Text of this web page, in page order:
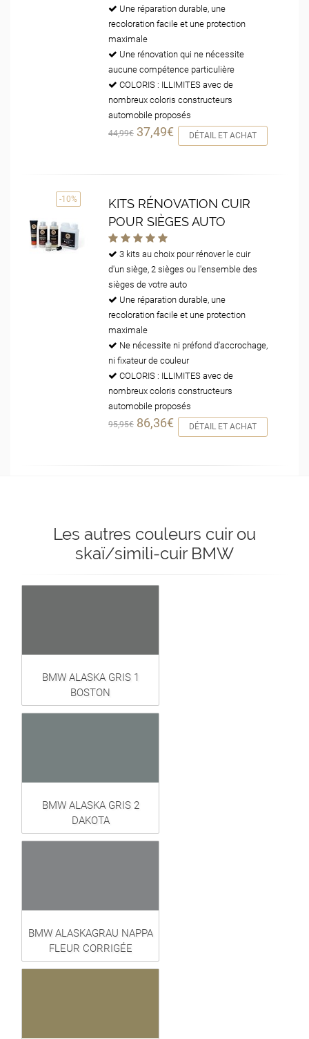
Une réparation durable, une
recoloration facile et une protection
maximale
Une rénovation qui ne nécessite
aucune compétence particulière
COLORIS : ILLIMITES avec de
nombreux coloris constructeurs
automobile proposés
44,99€ 37,49€ DÉTAIL ET ACHAT
-10%
KITS RÉNOVATION CUIR
POUR SIÈGES AUTO
3 kits au choix pour rénover le cuir
d'un siège, 2 sièges ou l'ensemble des
sièges de votre auto
Une réparation durable, une
recoloration facile et une protection
maximale
Ne nécessite ni préfond d'accrochage,
ni fixateur de couleur
COLORIS : ILLIMITES avec de
nombreux coloris constructeurs
automobile proposés
95,95€ 86,36€ DÉTAIL ET ACHAT
Les autres couleurs cuir ou
skaï/simili-cuir BMW
BMW ALASKA GRIS 1
BOSTON
BMW ALASKA GRIS 2
DAKOTA
BMW ALASKAGRAU NAPPA
FLEUR CORRIGÉE